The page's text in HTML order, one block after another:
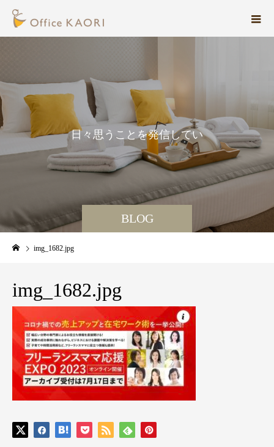
BLOG
日々思 う こ と を 発信しています
img_1682.jpg
img_1682.jpg